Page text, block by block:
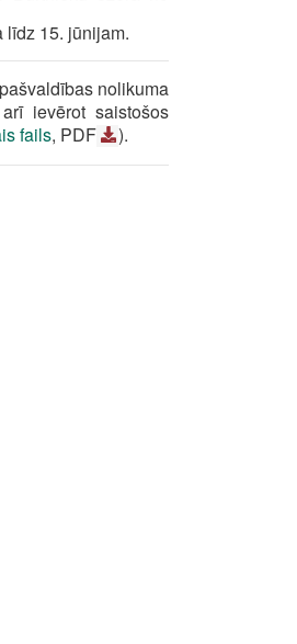
līdz 15. jūnijam.
nolikuma
ievērot saistošos
fails, PDF ).